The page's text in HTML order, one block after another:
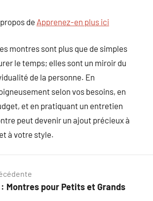
de Apprenez-en plus ici
montres sont plus que de simples
le temps; elles sont un miroir du
de la personne. En
selon vos besoins, en
et en pratiquant un entretien
peut devenir un ajout précieux à
à votre style.
: Montres pour Petits et Grands